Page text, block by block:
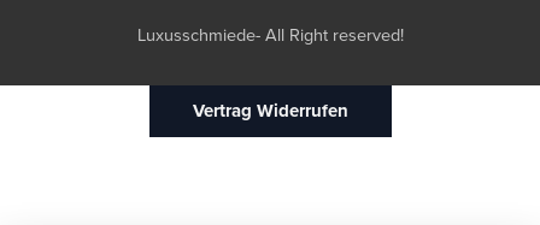
Luxusschmiede- All Right reserved!
Vertrag Widerrufen